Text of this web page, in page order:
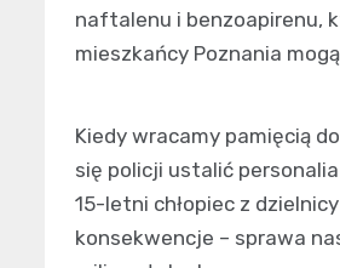
naftalenu i benzoapirenu,
mieszkańcy Poznania
Kiedy wracamy pamięcią
się policji ustalić
15-letni chłopiec z
konsekwencje – sprawa